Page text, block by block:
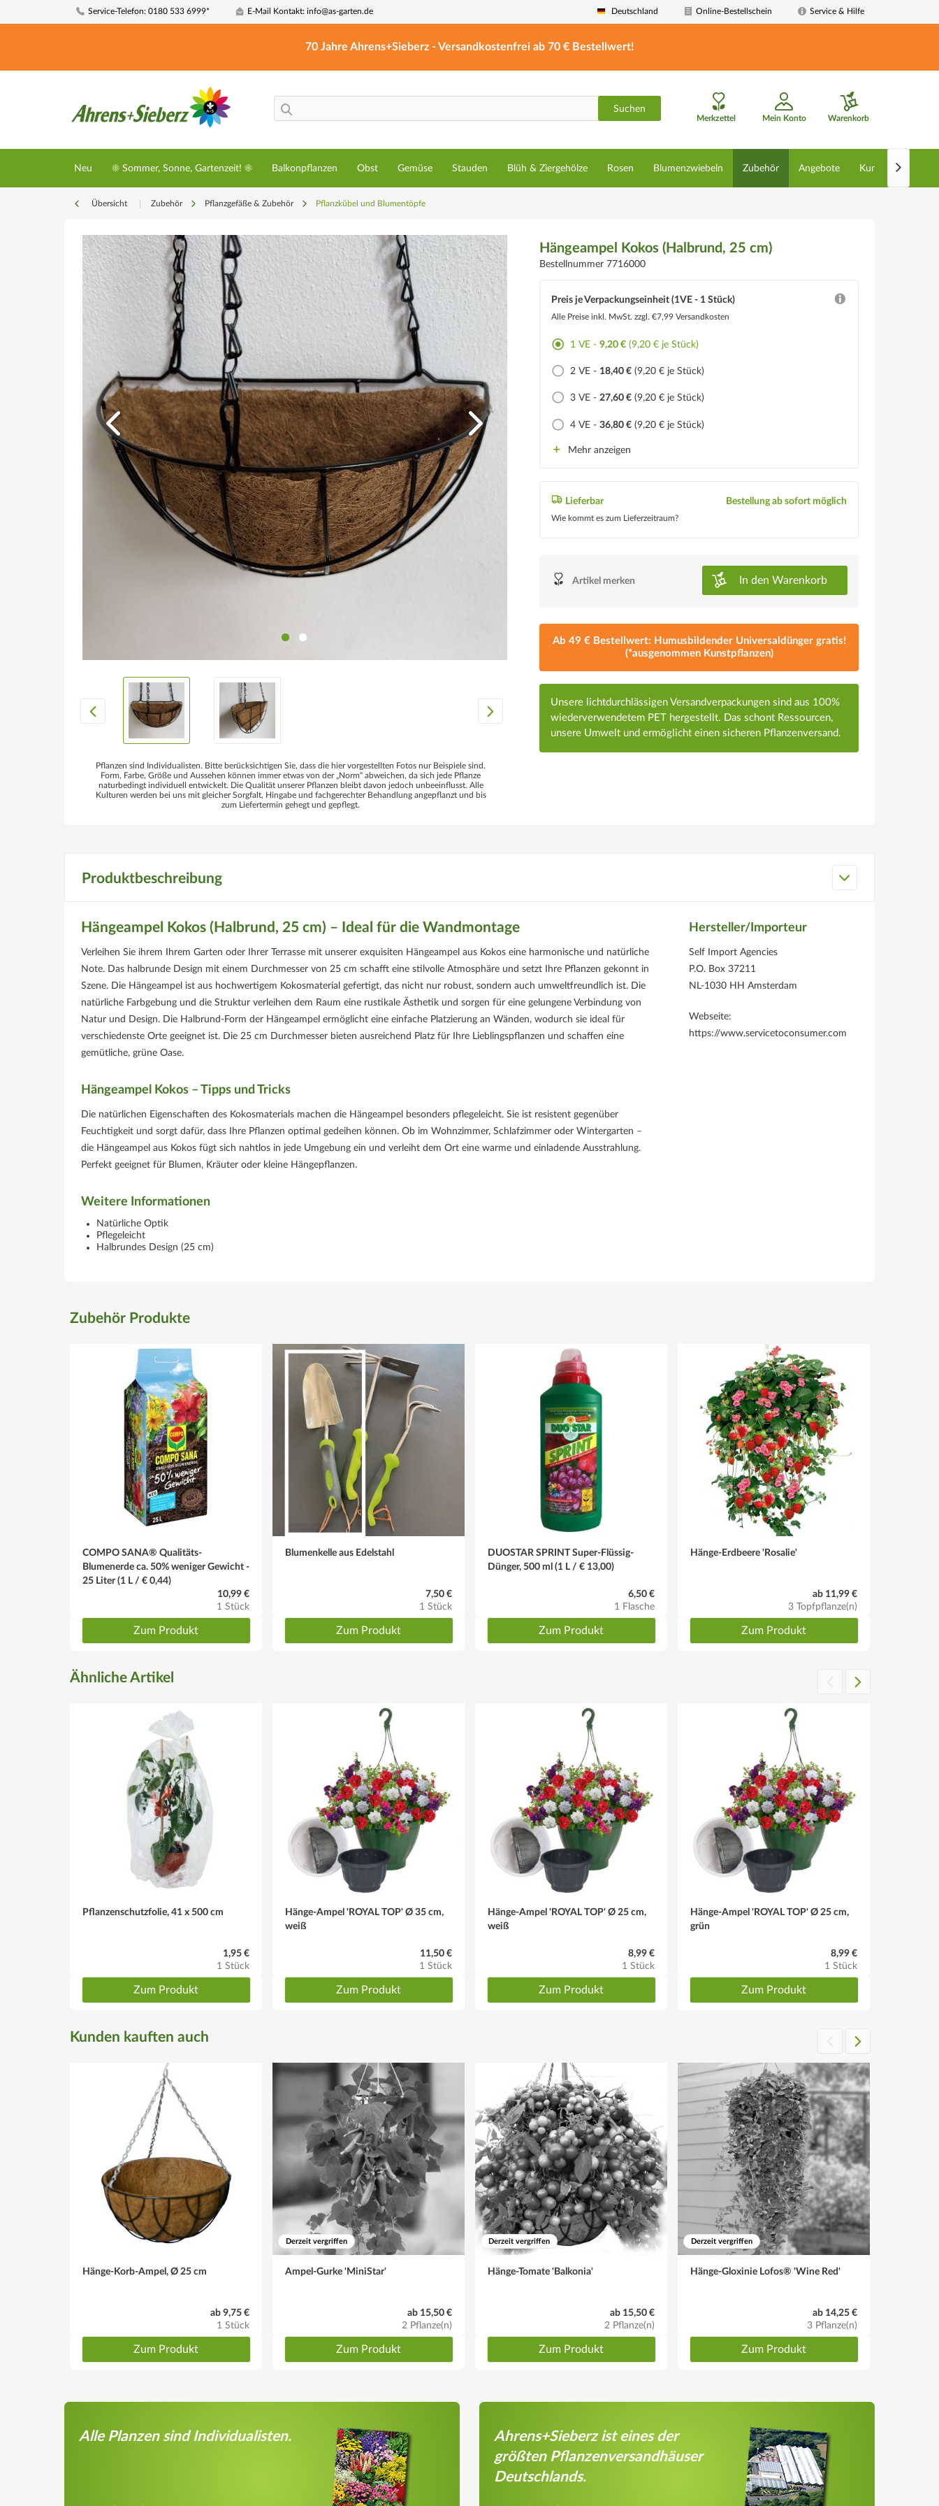
Service-Telefon: 0180 533 6999* E-Mail Kontakt: info@as-garten.de Deutschland Online-Bestellschein Service & Hilfe
70 Jahre Ahrens+Sieberz - Versandkostenfrei ab 70 € Bestellwert!
Suchen
Merkzettel Mein Konto Warenkorb
Neu ☀️ Sommer, Sonne, Gartenzeit! ☀️ Balkonpflanzen Obst Gemüse Stauden Blüh & Ziergehölze Rosen Blumenzwiebeln Zubehör Angebote Kunstpflanzen

Übersicht Zubehör Pflanzgefäße & Zubehör Pflanzkübel und Blumentöpfe
Pflanzen sind Individualisten. Bitte berücksichtigen Sie, dass die hier vorgestellten Fotos nur Beispiele sind.
Form, Farbe, Größe und Aussehen können immer etwas von der „Norm“ abweichen, da sich jede Pflanze
naturbedingt individuell entwickelt. Die Qualität unserer Pflanzen bleibt davon jedoch unbeeinflusst. Alle
Kulturen werden bei uns mit gleicher Sorgfalt, Hingabe und fachgerechter Behandlung angepflanzt und bis
zum Liefertermin gehegt und gepflegt.
Hängeampel Kokos (Halbrund, 25 cm)
Bestellnummer 7716000
Preis je Verpackungseinheit (1VE - 1 Stück)
Alle Preise inkl. MwSt.zzgl. €7,99 Versandkosten
1 VE -9,20 € (9,20 € je Stück)
2 VE - 18,40 € (9,20 € je Stück)
3 VE -27,60 € (9,20 € je Stück)
4 VE -36,80 € (9,20 € je Stück)
Mehr anzeigen
Lieferbar
Wie kommt es zum Lieferzeitraum?
Bestellung ab sofort möglich
Artikel merken In den Warenkorb
Ab 49 € Bestellwert: Humusbildender Universaldünger gratis!
(*ausgenommen Kunstpflanzen)
Unsere lichtdurchlässigen Versandverpackungen sind aus 100%
wiederverwendetem PET hergestellt. Das schont Ressourcen,
unsere Umwelt und ermöglicht einen sicheren Pflanzenversand.
Produktbeschreibung
Hängeampel Kokos (Halbrund, 25 cm) – Ideal für die Wandmontage
Verleihen Sie ihrem Ihrem Garten oder Ihrer Terrasse mit unserer exquisiten Hängeampel aus Kokos eine harmonische und natürliche
Note. Das halbrunde Design mit einem Durchmesser von 25 cm schafft eine stilvolle Atmosphäre und setzt Ihre Pflanzen gekonnt in
Szene. Die Hängeampel ist aus hochwertigem Kokosmaterial gefertigt, das nicht nur robust, sondern auch umweltfreundlich ist. Die
natürliche Farbgebung und die Struktur verleihen dem Raum eine rustikale Ästhetik und sorgen für eine gelungene Verbindung von
Natur und Design. Die Halbrund-Form der Hängeampel ermöglicht eine einfache Platzierung an Wänden, wodurch sie ideal für
verschiedenste Orte geeignet ist. Die 25 cm Durchmesser bieten ausreichend Platz für Ihre Lieblingspflanzen und schaffen eine
gemütliche, grüne Oase.
Hängeampel Kokos – Tipps und Tricks
Die natürlichen Eigenschaften des Kokosmaterials machen die Hängeampel besonders pflegeleicht. Sie ist resistent gegenüber
Feuchtigkeit und sorgt dafür, dass Ihre Pflanzen optimal gedeihen können. Ob im Wohnzimmer, Schlafzimmer oder Wintergarten –
die Hängeampel aus Kokos fügt sich nahtlos in jede Umgebung ein und verleiht dem Ort eine warme und einladende Ausstrahlung.
Perfekt geeignet für Blumen, Kräuter oder kleine Hängepflanzen.
Weitere Informationen
Natürliche Optik
Pflegeleicht
Halbrundes Design (25 cm)
Hersteller/Importeur
Self Import Agencies
P.O. Box 37211
NL-1030 HH Amsterdam
Webseite:
https://www.servicetoconsumer.com
Zubehör Produkte
COMPO SANA® Qualitäts-
Blumenerde ca. 50% weniger Gewicht -
25 Liter (1 L / € 0,44)
10,99 €
1 Stück
Zum Produkt
Blumenkelle aus Edelstahl
7,50 €
1 Stück
Zum Produkt
DUOSTAR SPRINT Super-Flüssig-
Dünger, 500 ml (1 L / € 13,00)
6,50 €
1 Flasche
Zum Produkt
Hänge-Erdbeere 'Rosalie'
ab 11,99 €
3 Topfpflanze(n)
Zum Produkt
Ähnliche Artikel
Pflanzenschutzfolie, 41 x 500 cm
1,95 €
1 Stück
Zum Produkt
Hänge-Ampel 'ROYAL TOP' Ø 35 cm,
weiß
11,50 €
1 Stück
Zum Produkt
Hänge-Ampel 'ROYAL TOP' Ø 25 cm,
weiß
8,99 €
1 Stück
Zum Produkt
Hänge-Ampel 'ROYAL TOP' Ø 25 cm,
grün
8,99 €
1 Stück
Zum Produkt
Kunden kauften auch
Hänge-Korb-Ampel, Ø 25 cm
ab 9,75 €
1 Stück
Zum Produkt
Derzeit vergriffen
Ampel-Gurke 'MiniStar'
ab 15,50 €
2 Pflanze(n)
Zum Produkt
Derzeit vergriffen
Hänge-Tomate 'Balkonia'
ab 15,50 €
2 Pflanze(n)
Zum Produkt
Derzeit vergriffen
Hänge-Gloxinie Lofos® 'Wine Red'
ab 14,25 €
3 Pflanze(n)
Zum Produkt
Alle Planzen sind Individualisten.
Ahrens+Sieberz ist eines der
größten Pflanzenversandhäuser
Deutschlands.